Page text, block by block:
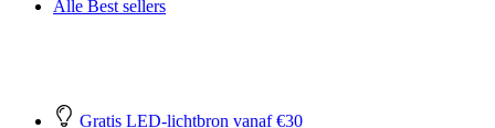
Alle Best sellers
Gratis LED-lichtbron vanaf €30